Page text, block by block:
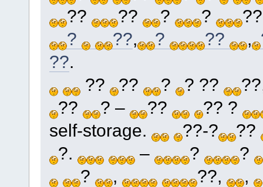
??
?? ? ?
?
??, ? ?? ,
??.
??
?? ? ? ??
??
? – ??
?? ?
self-storage.
??-?
??
?.
– ? ?
?
, ??, ,